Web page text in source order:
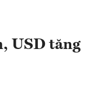
USD tăng